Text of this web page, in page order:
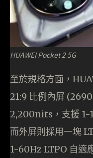
HUAWEI Pocket 2 5G
至於規格方面，
21:9 比例內屏
2,200nits，支援 1-
而外屏則採用一塊
1-60Hz LTPO 自適